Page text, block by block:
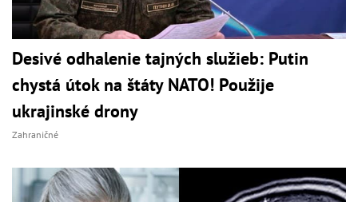
Desivé odhalenie tajných služieb: Putin
chystá útok na štáty NATO! Použije
ukrajinské drony
Zahraničné